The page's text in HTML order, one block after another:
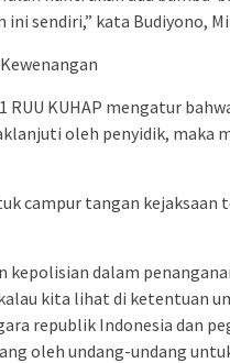
sendiri,” kata Budiyono,
RUU KUHAP mengatur
oleh penyidik, maka
campur tangan kejaksaan
kepolisian dalam
kita lihat di ketentuan
republik Indonesia dan
oleh undang-undang